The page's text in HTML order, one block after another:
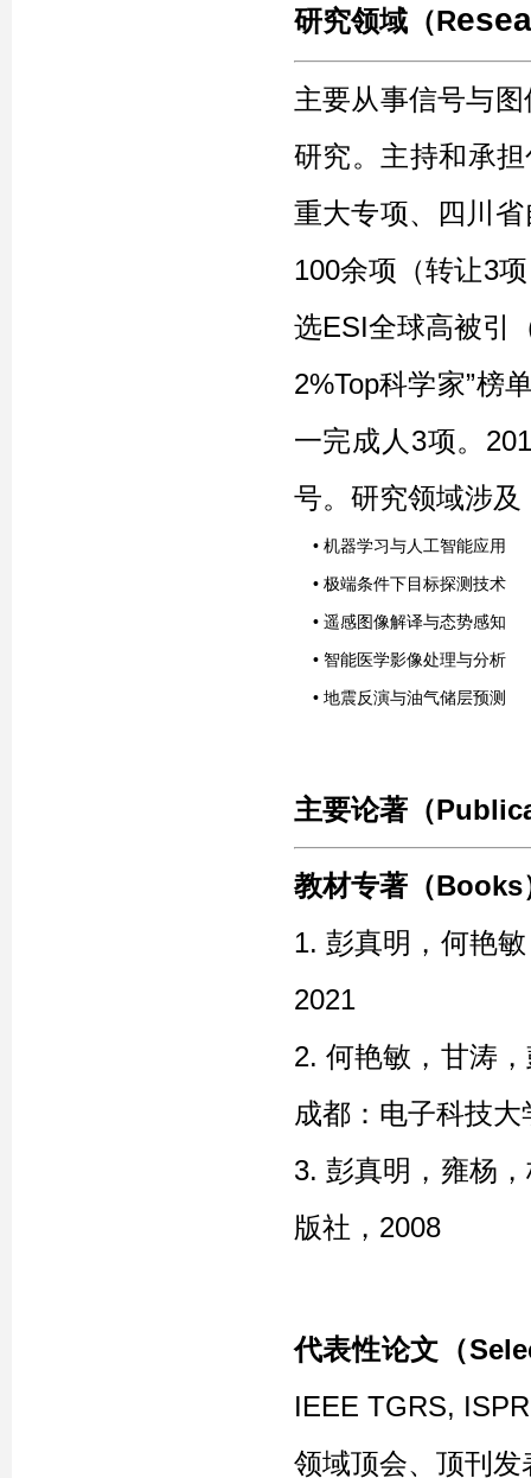
研究领域（R
主要从事信号与
研究。主持和承
重大专项、四川
100余项（转让3
选ESI全球高被引
2%Top科学家”榜
一完成人3项。
号。 研究领域涉及
• 机器学习与人工智能应用
• 极端条件下目标探测技术
• 遥感图像解译与态势感知
• 智能医学影像处理与分析
• 地震反演与油气储层预测
主要论著（
教材专著（Books
1. 彭真明，何艳
2021
2. 何艳敏，甘涛
成都：电子科技
3. 彭真明，雍杨
版社，2008
代表性论文（
IEEE TGRS,
领域顶会、顶刊